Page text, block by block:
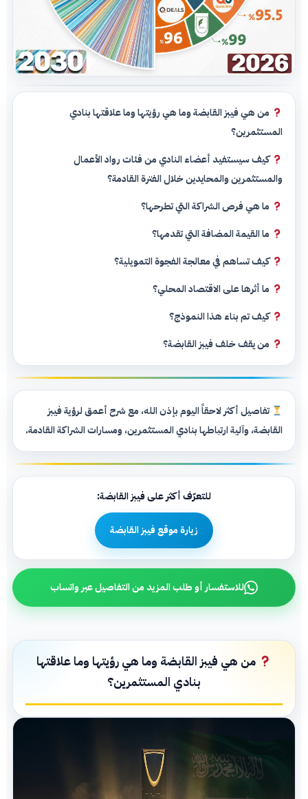
من هي فيبز القابضة وما هي رؤيتها وما علاقتها بنادي
المستثمرين؟
كيف سيستفيد أعضاء النادي من فئات رواد الأعمال
والمستثمرين والمحايدين خلال الفترة القادمة؟
ما هي فرص الشراكة التي تطرحها؟
ما القيمة المضافة التي تقدمها؟
كيف تساهم في معالجة الفجوة التمويلية؟
ما أثرها على الاقتصاد المحلي؟
كيف تم بناء هذا النموذج؟
من يقف خلف فيبز القابضة؟
تفاصيل أكثر لاحقاً اليوم بإذن الله، مع شرح أعمق لرؤية فيبز
القابضة، وآلية ارتباطها بنادي المستثمرين، ومسارات الشراكة القادمة.
للتعرّف أكثر على فيبز القابضة:
زيارة موقع فيبز القابضة
للاستفسار أو طلب المزيد من التفاصيل عبر واتساب
من هي فيبز القابضة وما هي رؤيتها وما علاقتها
بنادي المستثمرين؟